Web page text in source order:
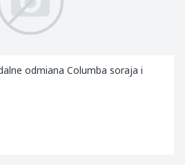
odmiana Columba soraja i